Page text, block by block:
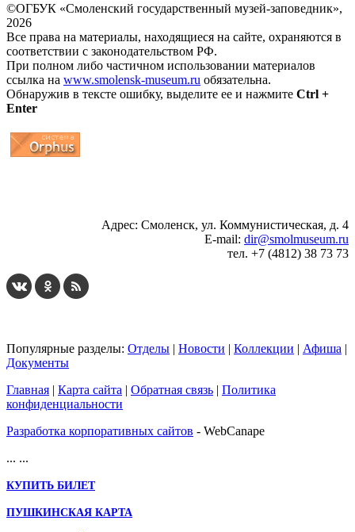
©ОГБУК «Смоленский государственный музей-заповедник»,
2026
Все права на материалы, находящиеся на сайте, охраняются в
соответствии с законодательством РФ.
При полном либо частичном использовании материалов
ссылка на www.smolensk-museum.ru обязательна.
Обнаружив в тексте ошибку, выделите ее и нажмите Ctrl +
Enter
Адрес: Смоленск, ул. Коммунистическая, д. 4
E-mail: dir@smolmuseum.ru
тел. +7 (4812) 38 73 73
Популярные разделы: Отделы | Новости | Коллекции | Афиша |
Документы
Главная | Карта сайта | Обратная связь | Политика
конфиденциальности
Разработка корпоративных сайтов - WebCanape
... ...
КУПИТЬ БИЛЕТ
ПУШКИНСКАЯ КАРТА